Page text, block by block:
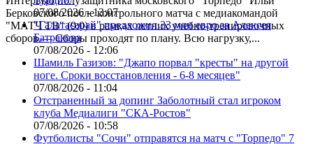
Берковского после контрольного матча с медиакомандой
"МАТЧ ТВ" (9:0) в рамках летних учебно-тренировочных
сборов.— Сборы проходят по плану. Всю нагрузку,...
07/08/2026 - 13:07
"Галатасарай" предложил 33 млн евро за Алексея
Батракова
07/08/2026 - 12:06
Шамиль Газизов: "Джапо порвал "кресты" на другой
ноге. Сроки восстановления - 6-8 месяцев"
07/08/2026 - 11:04
Отстраненный за допинг Заболотный стал игроком
клуба Медиалиги "СКА-Ростов"
07/08/2026 - 10:58
Футболисты "Сочи" отправятся на матч с "Торпедо" 7